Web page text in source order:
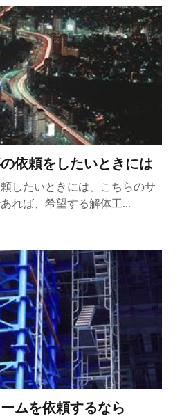
依頼をしたいときには
したいときには、こちらのサ
れば、希望する解体工...
ムを依頼するなら